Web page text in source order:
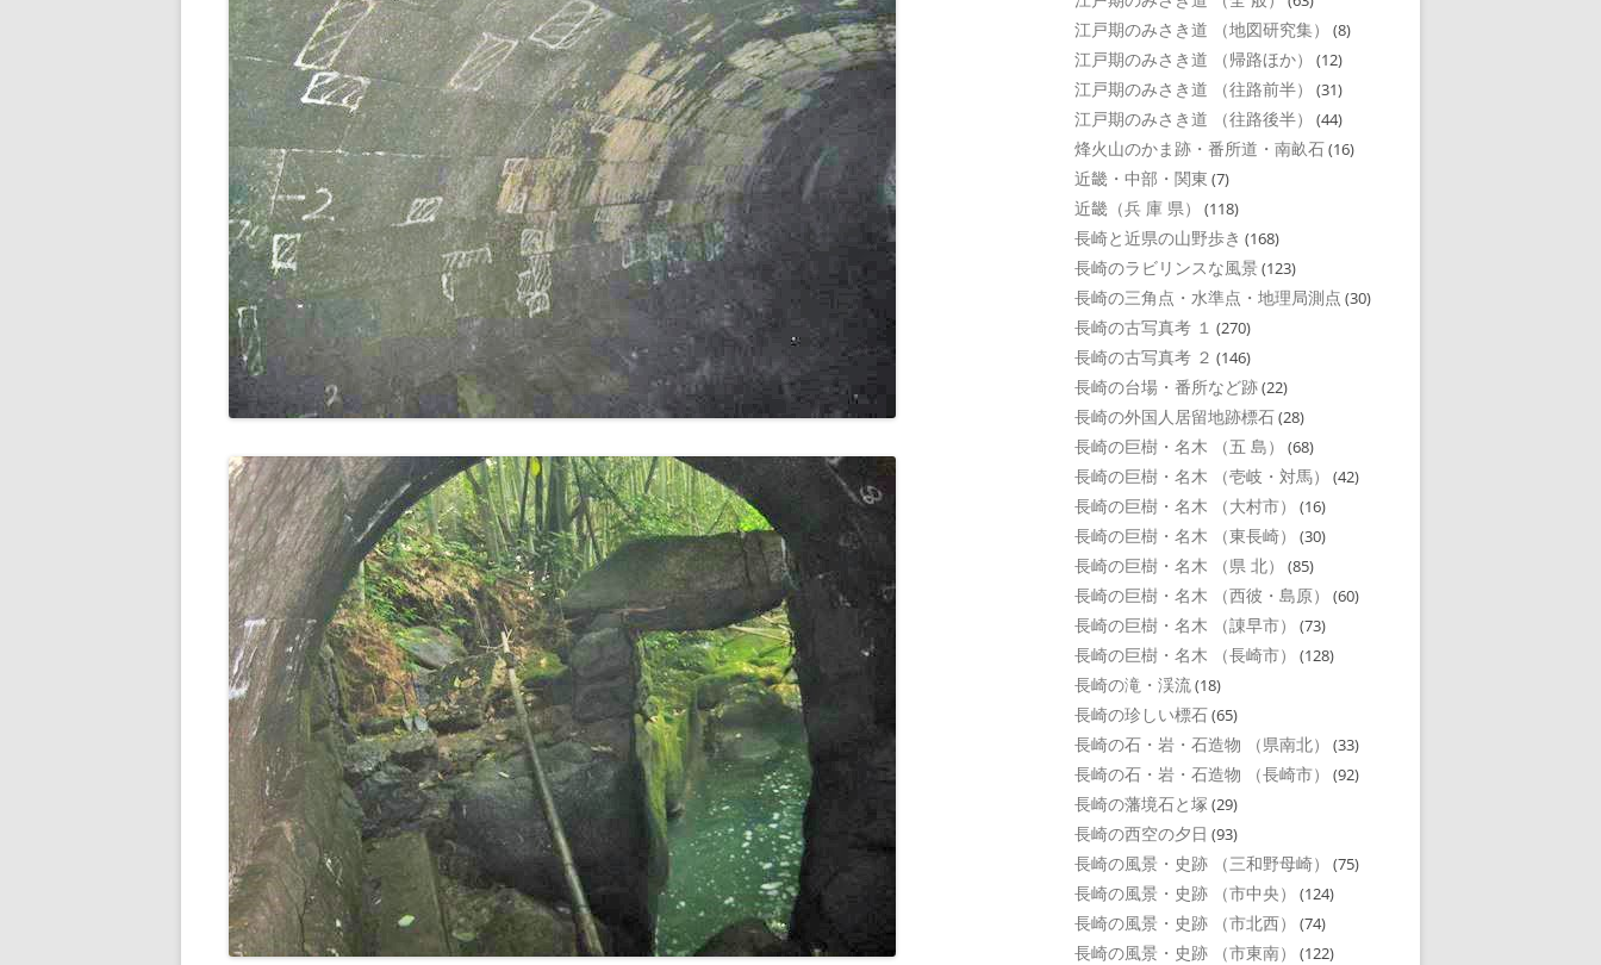
江戸期のみさき道 （地図研究集） (8)
江戸期のみさき道 （帰路ほか） (12)
江戸期のみさき道 （往路前半） (31)
江戸期のみさき道 （往路後半） (44)
烽火山のかま跡・番所道・南畝石(16)
近畿・中部・関東 (7)
近畿（兵 庫 県） (118)
長崎と近県の山野歩き (168)
長崎のラビリンスな風景 (123)
長崎の三角点・水準点・地理局測点 (30)
長崎の古写真考 １ (270)
長崎の古写真考 ２ (146)
長崎の台場・番所など跡(22)
長崎の外国人居留地跡標石(28)
長崎の巨樹・名木 （五 島） (68)
長崎の巨樹・名木 （壱岐・対馬） (42)
長崎の巨樹・名木 （大村市） (16)
長崎の巨樹・名木 （東長崎） (30)
長崎の巨樹・名木 （県 北） (85)
長崎の巨樹・名木 （西彼・島原） (60)
長崎の巨樹・名木 （諌早市） (73)
長崎の巨樹・名木 （長崎市） (128)
長崎の滝・渓流(18)
長崎の珍しい標石(65)
長崎の石・岩・石造物 （県南北） (33)
長崎の石・岩・石造物 （長崎市） (92)
長崎の藩境石と塚 (29)
長崎の西空の夕日 (93)
長崎の風景・史跡 （三和野母崎） (75)
長崎の風景・史跡 （市中央） (124)
長崎の風景・史跡 （市北西） (74)
長崎の風景・史跡 （市東南） (122)